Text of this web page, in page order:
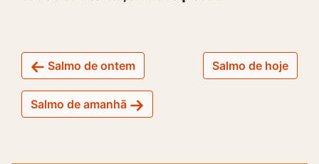
Salmo de ontem Salmo de hoje
Salmo de amanhã